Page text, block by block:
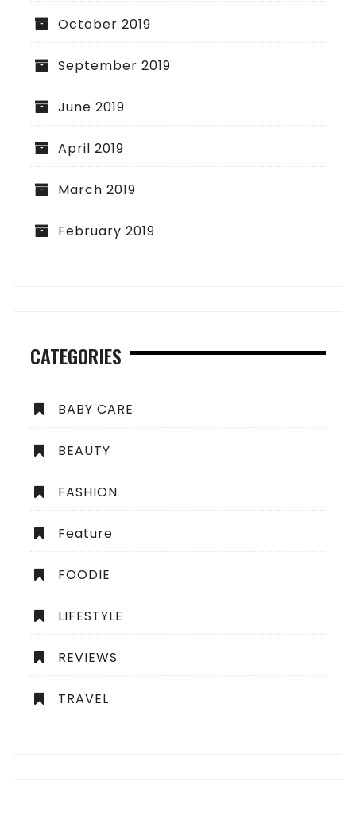
October 2019
September 2019
June 2019
April 2019
March 2019
February 2019
CATEGORIES
BABY CARE
BEAUTY
FASHION
Feature
FOODIE
LIFESTYLE
REVIEWS
TRAVEL